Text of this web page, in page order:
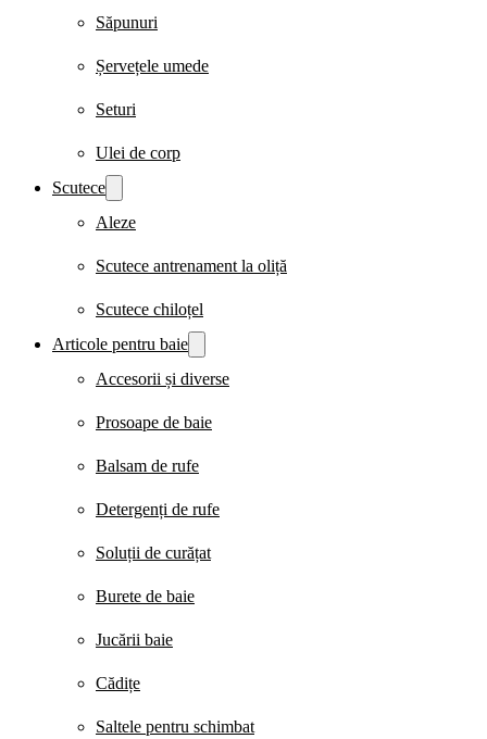
Săpunuri
Șervețele umede
Seturi
Ulei de corp
Scutece
Aleze
Scutece antrenament la oliță
Scutece chiloțel
Articole pentru baie
Accesorii și diverse
Prosoape de baie
Balsam de rufe
Detergenți de rufe
Soluții de curățat
Burete de baie
Jucării baie
Cădițe
Saltele pentru schimbat